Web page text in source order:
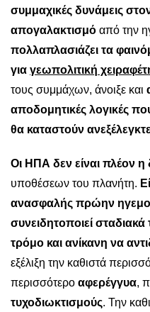
συμμαχικές δυνάμεις
απογαλακτισμό από την
πολλαπλασιάζει τα
για γεωπολιτική
τους συμμάχων, άνοιξε και
αποδομητικές λογικές
θα καταστούν
Οι ΗΠΑ δεν είναι πλέον η
υποθέσεων του πλανήτη.
ανασφαλής πρώην
συνειδητοποιεί
τρόμο και ανίκανη να
εξέλιξη την καθιστά
περισσότερο αφερέγγυα,
τυχοδιωκτισμούς. Την